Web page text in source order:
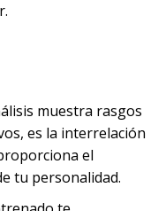
muestra rasgos
es la interrelación
el
tu personalidad.